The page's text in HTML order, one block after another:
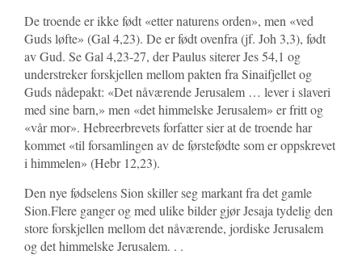
De troende er ikke født «etter naturens orden», men «ved
Guds løfte» (Gal 4,23). De er født ovenfra (jf. Joh 3,3), født
av Gud. Se Gal 4,23-27, der Paulus siterer Jes 54,1 og
understreker forskjellen mellom pakten fra Sinaifjellet og
Guds nådepakt: «Det nåværende Jerusalem … lever i slaveri
med sine barn,» men «det himmelske Jerusalem» er fritt og
«vår mor». Hebreerbrevets forfatter sier at de troende har
kommet «til forsamlingen av de førstefødte som er oppskrevet
i himmelen» (Hebr 12,23).
Den nye fødselens Sion skiller seg markant fra det gamle
Sion.Flere ganger og med ulike bilder gjør Jesaja tydelig den
store forskjellen mellom det nåværende, jordiske Jerusalem
og det himmelske Jerusalem. . .